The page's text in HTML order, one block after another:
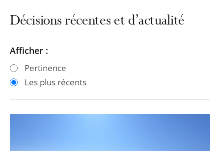
Décisions récentes et d’actualité
Passer
les
filtres
Passer
les
filtres
Afficher :
Pertinence
Les plus récents